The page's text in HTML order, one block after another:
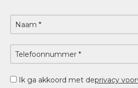
Ik ga akkoord met deprivacy